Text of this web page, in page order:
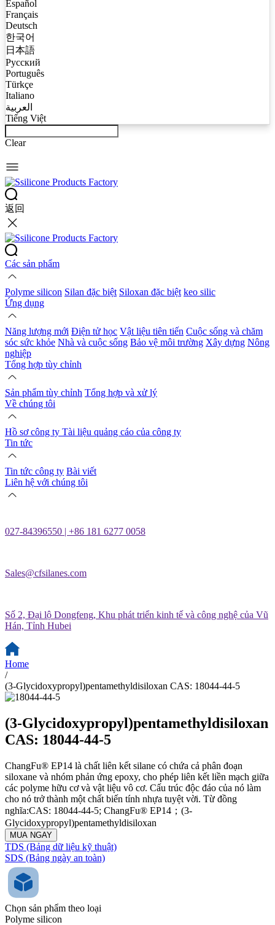
Español
Français
Deutsch
한국어
日本語
Русский
Português
Türkçe
Italiano
العربية
Tiếng Việt
Clear
返回
Các sản phẩm
Polyme silicon Silan đặc biệt Siloxan đặc biệt keo silic
Ứng dụng
Năng lượng mới Điện tử học Vật liệu tiên tiến Cuộc sống và chăm
sóc sức khỏe Nhà và cuộc sống Bảo vệ môi trường Xây dựng Nông
nghiệp
Tổng hợp tùy chỉnh
Sản phẩm tùy chỉnh Tổng hợp và xử lý
Về chúng tôi
Hồ sơ công ty Tài liệu quảng cáo của công ty
Tin tức
Tin tức công ty Bài viết
Liên hệ với chúng tôi
027-84396550 | +86 181 6277 0058
Sales@cfsilanes.com
Số 2, Đại lộ Dongfeng, Khu phát triển kinh tế và công nghệ của Vũ
Hán, Tỉnh Hubei
Home
/
(3-Glycidoxypropyl)pentamethyldisiloxan CAS: 18044-44-5
(3-Glycidoxypropyl)pentamethyldisiloxan
CAS: 18044-44-5
ChangFu® EP14 là chất liên kết silane có chứa cả phân đoạn
siloxane và nhóm phản ứng epoxy, cho phép liên kết liền mạch giữa
các polyme hữu cơ và vật liệu vô cơ. Cấu trúc độc đáo của nó làm
cho nó trở thành một chất biến tính nhựa tuyệt vời. Từ đồng
nghĩa:CAS: 18044-44-5; ChangFu® EP14；(3-
Glycidoxypropyl)pentamethyldisiloxan
MUA NGAY
TDS (Bảng dữ liệu kỹ thuật)
SDS (Bảng ngày an toàn)
Chọn sản phẩm theo loại
Polyme silicon